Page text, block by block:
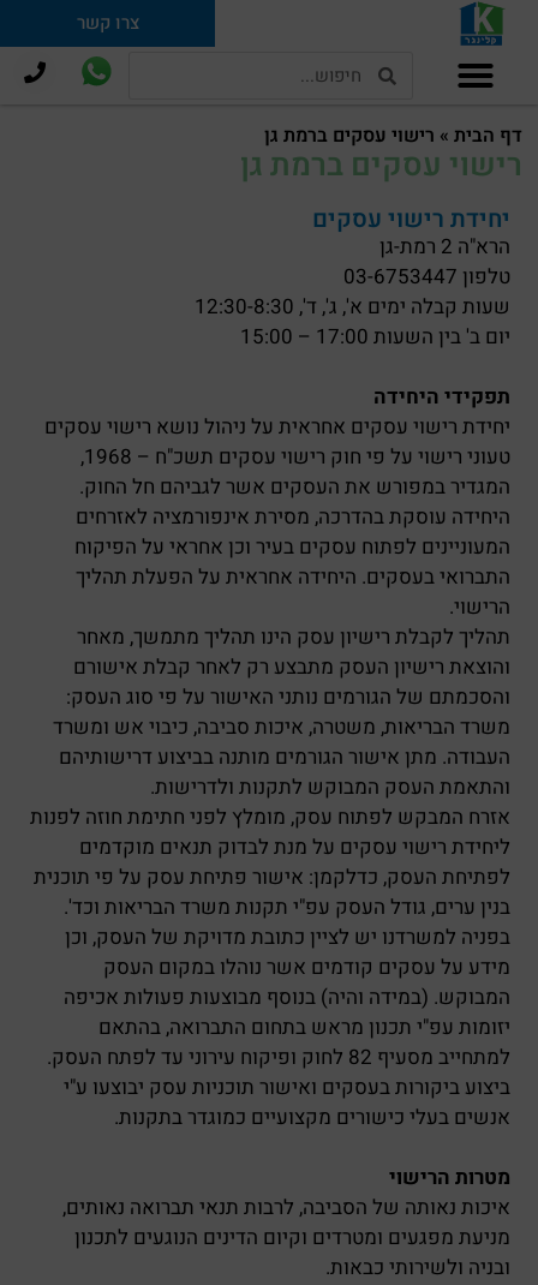
צרו קשר
דף הבית » רישוי עסקים ברמת גן
רישוי עסקים ברמת גן
יחידת רישוי עסקים
הרא"ה 2 רמת-גן
טלפון 03-6753447
שעות קבלה ימים א', ג', ד', 12:30-8:30
יום ב' בין השעות 17:00 – 15:00
תפקידי היחידה
יחידת רישוי עסקים אחראית על ניהול נושא רישוי עסקים
טעוני רישוי על פי חוק רישוי עסקים תשכ"ח – 1968,
המגדיר במפורש את העסקים אשר לגביהם חל החוק.
היחידה עוסקת בהדרכה, מסירת אינפורמציה לאזרחים
המעוניינים לפתוח עסקים בעיר וכן אחראי על הפיקוח
התברואי בעסקים. היחידה אחראית על הפעלת תהליך
הרישוי.
תהליך לקבלת רישיון עסק הינו תהליך מתמשך, מאחר
והוצאת רישיון העסק מתבצע רק לאחר קבלת אישורם
והסכמתם של הגורמים נותני האישור על פי סוג העסק:
משרד הבריאות, משטרה, איכות סביבה, כיבוי אש ומשרד
העבודה. מתן אישור הגורמים מותנה בביצוע דרישותיהם
והתאמת העסק המבוקש לתקנות ולדרישות.
אזרח המבקש לפתוח עסק, מומלץ לפני חתימת חוזה לפנות
ליחידת רישוי עסקים על מנת לבדוק תנאים מוקדמים
לפתיחת העסק, כדלקמן: אישור פתיחת עסק על פי תוכנית
בנין ערים, גודל העסק עפ"י תקנות משרד הבריאות וכד'.
בפניה למשרדנו יש לציין כתובת מדויקת של העסק, וכן
מידע על עסקים קודמים אשר נוהלו במקום העסק
המבוקש. (במידה והיה) בנוסף מבוצעות פעולות אכיפה
יזומות עפ"י תכנון מראש בתחום התברואה, בהתאם
למתחייב מסעיף 82 לחוק ופיקוח עירוני עד לפתח העסק.
ביצוע ביקורות בעסקים ואישור תוכניות עסק יבוצעו ע"י
אנשים בעלי כישורים מקצועיים כמוגדר בתקנות.
מטרות הרישוי
איכות נאותה של הסביבה, לרבות תנאי תברואה נאותים,
מניעת מפגעים ומטרדים וקיום הדינים הנוגעים לתכנון
ובניה ולשירותי כבאות.